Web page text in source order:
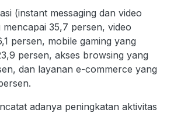
(instant messaging dan video
35,7 persen, video
persen, mobile gaming yang
persen, akses browsing yang
dan layanan e-commerce yang
adanya peningkatan aktivitas